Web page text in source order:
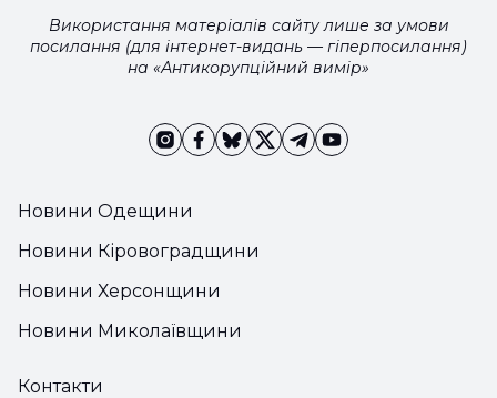
Новини Одещини
Новини Кіровоградщини
Новини Херсонщини
Новини Миколаївщини
Використання матеріалів сайту лише за умови
посилання (для інтернет-видань — гіперпосилання)
на «Антикорупційний вимір»
Контакти